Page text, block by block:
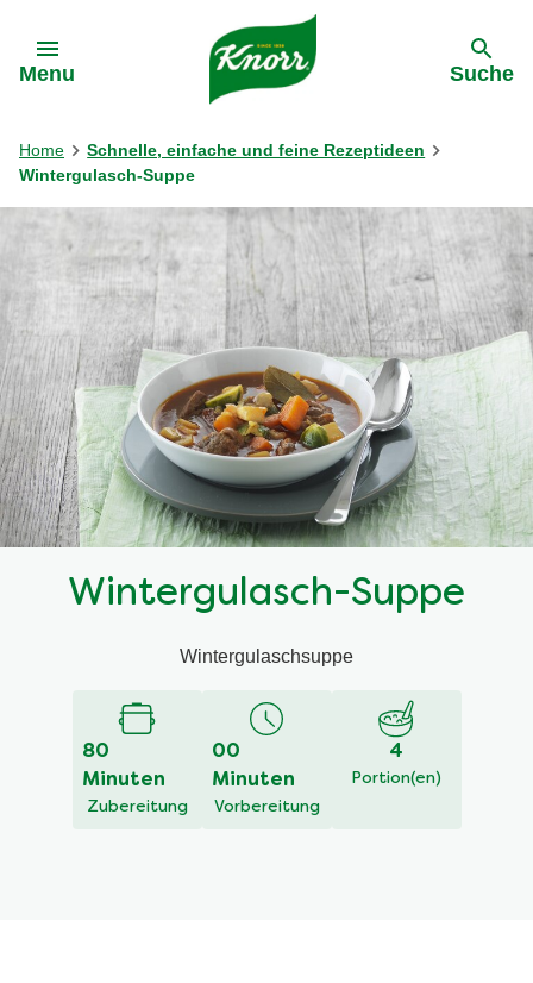
Menu Suche
Home
Schnelle, einfache und feine Rezeptideen
Wintergulasch-Suppe
Wintergulasch-Suppe
Wintergulaschsuppe
80
Minuten
Zubereitung
00
Minuten
Vorbereitung
4
Portion(en)